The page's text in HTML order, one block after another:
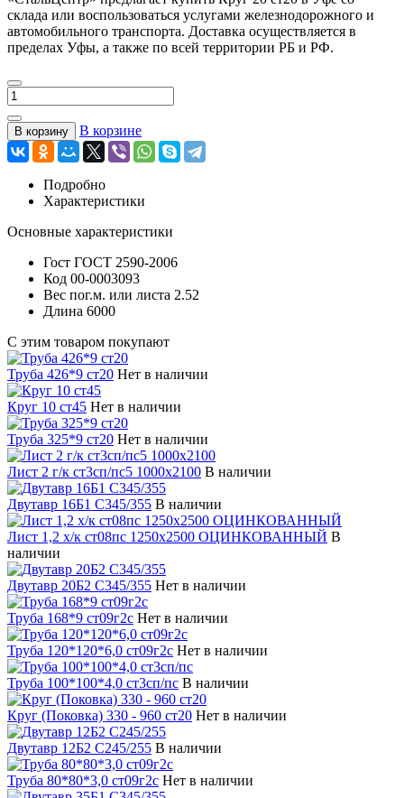
склада или воспользоваться услугами железнодорожного и
автомобильного транспорта. Доставка осуществляется в
пределах Уфы, а также по всей территории РБ и РФ.
В корзину В корзине
Подробно
Характеристики
Основные характеристики
Гост ГОСТ 2590-2006
Код 00-0003093
Вес пог.м. или листа 2.52
Длина 6000
С этим товаром покупают
Труба 426*9 ст20 Нет в наличии
Круг 10 ст45 Нет в наличии
Труба 325*9 ст20 Нет в наличии
Лист 2 г/к ст3сп/пс5 1000х2100 В наличии
Двутавр 16Б1 С345/355 В наличии
Лист 1,2 х/к ст08пс 1250х2500 ОЦИНКОВАННЫЙ В
наличии
Двутавр 20Б2 С345/355 Нет в наличии
Труба 168*9 ст09г2с Нет в наличии
Труба 120*120*6,0 ст09г2с Нет в наличии
Труба 100*100*4,0 ст3сп/пс В наличии
Круг (Поковка) 330 - 960 ст20 Нет в наличии
Двутавр 12Б2 С245/255 В наличии
Труба 80*80*3,0 ст09г2с Нет в наличии